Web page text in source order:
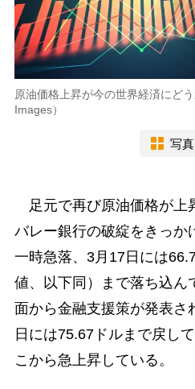
原油価格上昇が今の世界経済にど
Images）
写
足元で再び原油価格が上
バレー銀行の破綻をきっか
一時急落、3月17日には
値、以下同）まで落ち込ん
面から金融支援策が発表さ
日には75.67ドルまで戻し
こから急上昇している。